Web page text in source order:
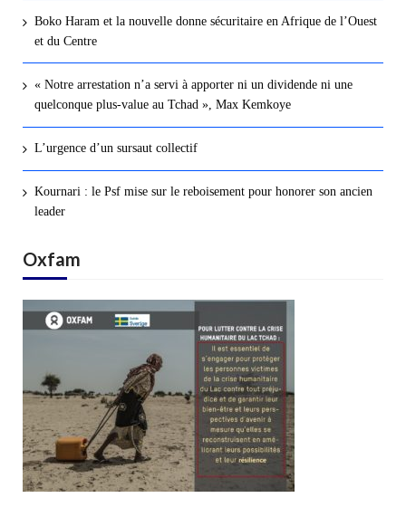
Boko Haram et la nouvelle donne sécuritaire en Afrique de l’Ouest
et du Centre
« Notre arrestation n’a servi à apporter ni un dividende ni une
quelconque plus-value au Tchad », Max Kemkoye
L’urgence d’un sursaut collectif
Kournari : le Psf mise sur le reboisement pour honorer son ancien
leader
Oxfam